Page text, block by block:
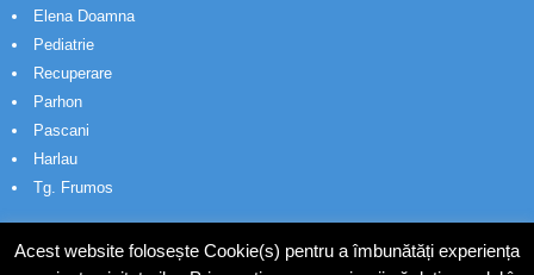
Elena Doamna
Pediatrie
Recuperare
Parhon
Pascani
Harlau
Tg. Frumos
Acest website folosește Cookie(s) pentru a îmbunătăți experiența